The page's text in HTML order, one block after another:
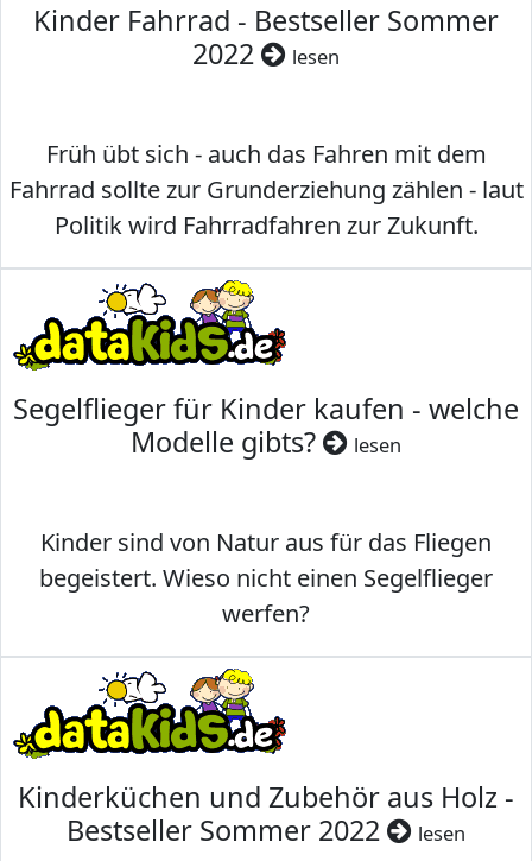
Kinder Fahrrad - Bestseller Sommer
2022
lesen
Früh übt sich - auch das Fahren mit dem
Fahrrad sollte zur Grunderziehung zählen - laut
Politik wird Fahrradfahren zur Zukunft.
Segelflieger für Kinder kaufen - welche
Modelle gibts?
lesen
Kinder sind von Natur aus für das Fliegen
begeistert. Wieso nicht einen Segelflieger
werfen?
Kinderküchen und Zubehör aus Holz -
Bestseller Sommer 2022
lesen